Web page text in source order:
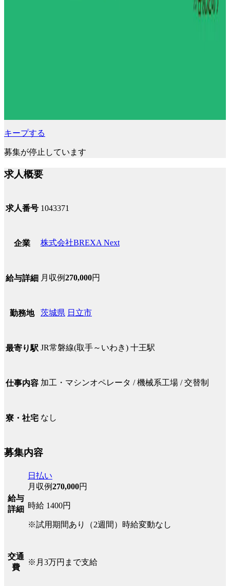
キープする
募集が停止しています
求人概要
求人番号 1043371
企業 株式会社BREXA Next
給与詳細 月収例270,000円
勤務地 茨城県 日立市
最寄り駅 JR常磐線(取手～いわき) 十王駅
仕事内容 加工・マシンオペレータ / 機械系工場 / 交替制
寮・社宅 なし
募集内容
給与
詳細
日払い
月収例270,000円
時給 1400円
※試用期間あり（2週間）時給変動なし
交通
費
※月3万円まで支給